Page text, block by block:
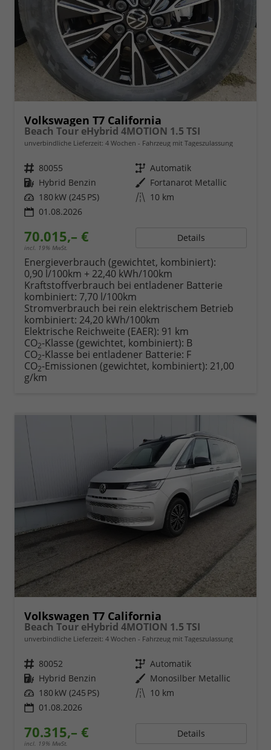
Volkswagen T7 California
Beach Tour eHybrid 4MOTION 1.5 TSI
unverbindliche Lieferzeit: 4 Wochen Fahrzeug mit Tageszulassung
Fahrzeugnr. 80055 Getriebe Automatik
Kraftstoff Hybrid Benzin Außenfarbe Fortanarot Metallic
Leistung 180 kW (245 PS) Kilometerstand 10 km
01.08.2026
70.015,– €
incl. 19% MwSt.
Details
Energieverbrauch (gewichtet, kombiniert):
0,90 l/100km + 22,40 kWh/100km
Kraftstoffverbrauch bei entladener Batterie
kombiniert: 7,70 l/100km
Stromverbrauch bei rein elektrischem Betrieb
kombiniert: 24,20 kWh/100km
Elektrische Reichweite (EAER): 91 km
CO2-Klasse (gewichtet, kombiniert): B
CO2-Klasse bei entladener Batterie: F
CO2-Emissionen (gewichtet, kombiniert): 21,00
g/km
Volkswagen T7 California
Beach Tour eHybrid 4MOTION 1.5 TSI
unverbindliche Lieferzeit: 4 Wochen Fahrzeug mit Tageszulassung
Fahrzeugnr. 80052 Getriebe Automatik
Kraftstoff Hybrid Benzin Außenfarbe Monosilber Metallic
Leistung 180 kW (245 PS) Kilometerstand 10 km
01.08.2026
70.315,– €
incl. 19% MwSt.
Details